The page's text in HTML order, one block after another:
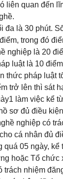
liên quan đến
đa là 30 phút.
trong đó
nghiệp là 20
luật là 10
thức pháp luật
trở lên thì sát
làm việc kể
sơ đủ điều
nghiệp có
cá nhân đủ
quá 05 ngày, kể
hoặc Tổ chức
trách nhiệm